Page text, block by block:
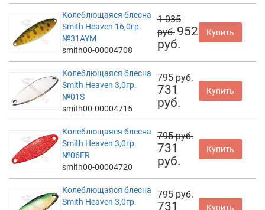
Колеблющаяся блесна
Smith Heaven 16,0гр.
№31AYM
smith00-00004708
1 035
руб. 952
руб.
Купить
Колеблющаяся блесна
Smith Heaven 3,0гр.
№01S
smith00-00004715
795 руб.
731
руб.
Купить
Колеблющаяся блесна
Smith Heaven 3,0гр.
№06FR
smith00-00004720
795 руб.
731
руб.
Купить
Колеблющаяся блесна
Smith Heaven 3,0гр.
795 руб.
731
Купить